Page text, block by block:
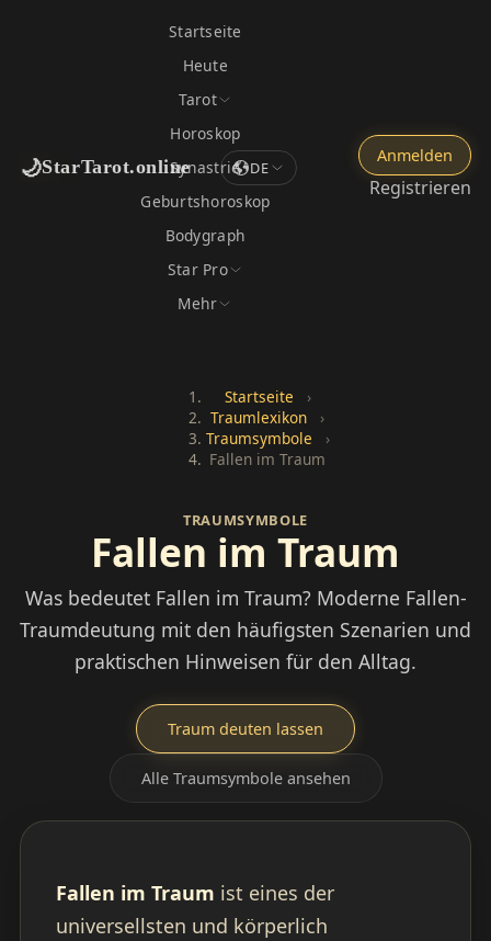
🌙StarTarot.online
Startseite
Heute
Tarot
Horoskop
Synastrie
Geburtshoroskop
Bodygraph
Star Pro
Mehr
DE
Anmelden
Registrieren
Startseite
›
Traumlexikon
›
Traumsymbole
›
Fallen im Traum
TRAUMSYMBOLE
Fallen im Traum
Was bedeutet Fallen im Traum? Moderne Fallen-
Traumdeutung mit den häufigsten Szenarien und
praktischen Hinweisen für den Alltag.
Traum deuten lassen
Alle Traumsymbole ansehen
Fallen im Traum ist eines der
universellsten und körperlich